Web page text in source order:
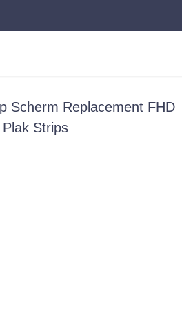
Scherm Replacement FHD
Strips